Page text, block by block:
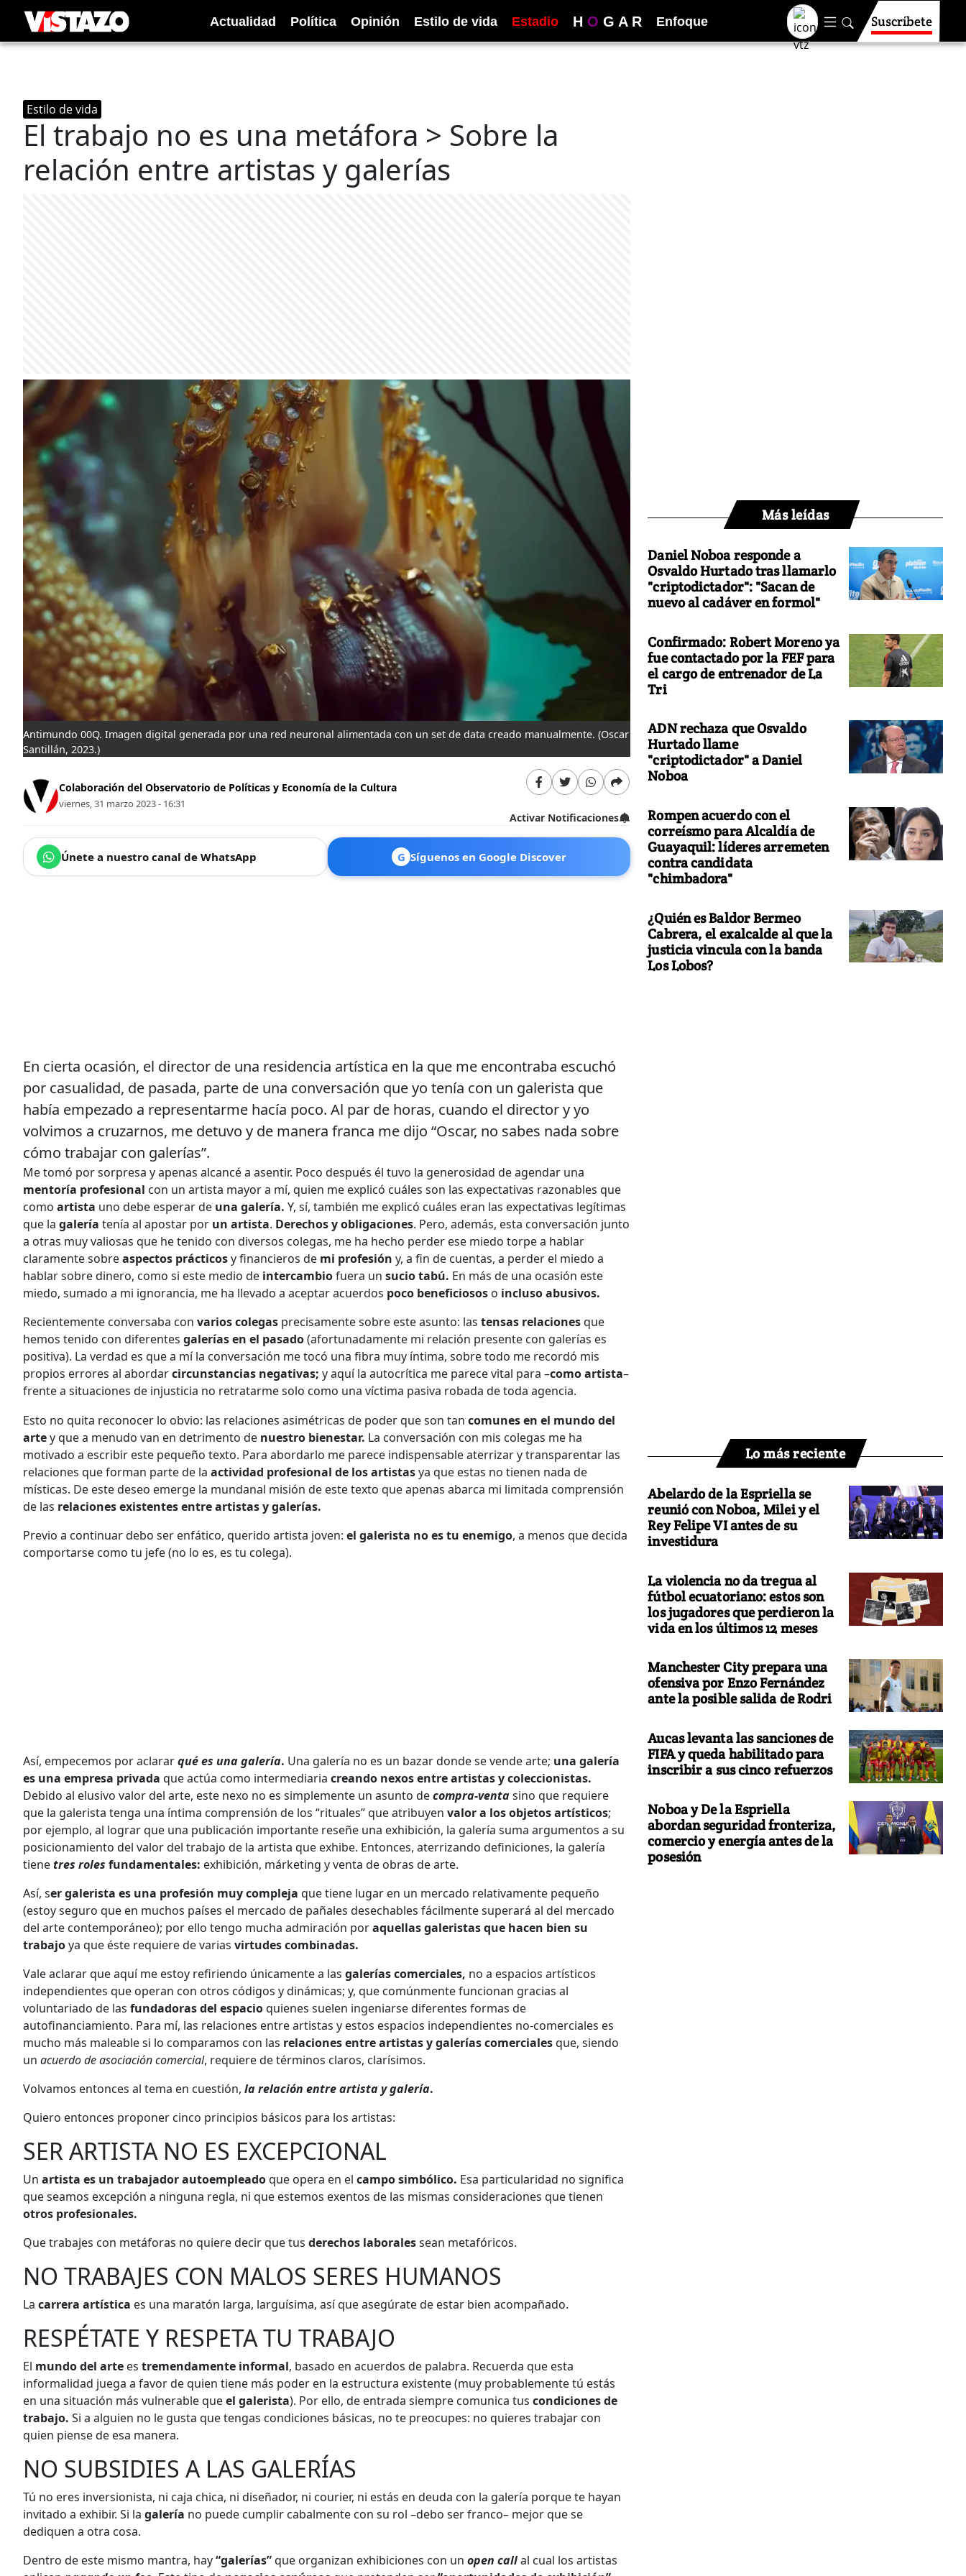
Actualidad Política Opinión Estilo de vida Estadio H O G A R Enfoque Suscríbete
Estilo de vida
El trabajo no es una metáfora > Sobre la
relación entre artistas y galerías
Antimundo 00Q. Imagen digital generada por una red neuronal alimentada con un set de data creado manualmente. (Oscar
Santillán, 2023.)
Colaboración del Observatorio de Políticas y Economía de la Cultura
viernes, 31 marzo 2023 - 16:31
Activar Notificaciones
Únete a nuestro canal de WhatsApp G Síguenos en Google Discover
En cierta ocasión, el director de una residencia artística en la que me encontraba escuchó
por casualidad, de pasada, parte de una conversación que yo tenía con un galerista que
había empezado a representarme hacía poco. Al par de horas, cuando el director y yo
volvimos a cruzarnos, me detuvo y de manera franca me dijo “Oscar, no sabes nada sobre
cómo trabajar con galerías”.
Me tomó por sorpresa y apenas alcancé a asentir. Poco después él tuvo la generosidad de agendar una
mentoría profesional con un artista mayor a mí, quien me explicó cuáles son las expectativas razonables que
como artista uno debe esperar de una galería. Y, sí, también me explicó cuáles eran las expectativas legítimas
que la galería tenía al apostar por un artista. Derechos y obligaciones. Pero, además, esta conversación junto
a otras muy valiosas que he tenido con diversos colegas, me ha hecho perder ese miedo torpe a hablar
claramente sobreaspectos prácticosy financieros de mi profesión y, a fin de cuentas, a perder el miedo a
hablar sobre dinero, como si este medio de intercambiofuera un sucio tabú. En más de una ocasión este
miedo, sumado a mi ignorancia, me ha llevado a aceptar acuerdos poco beneficiosos o incluso abusivos.
Recientemente conversaba con varios colegas precisamente sobre este asunto: las tensas relacionesque
hemos tenido con diferentes galerías en el pasado(afortunadamente mi relación presente con galerías es
positiva). La verdad es que a mí la conversación me tocó una fibra muy íntima, sobre todo me recordó mis
propios errores al abordarcircunstancias negativas; y aquí la autocrítica me parece vital para –como artista–
frente a situaciones de injusticia no retratarme solo como una víctima pasiva robada de toda agencia.
Esto no quita reconocer lo obvio: las relaciones asimétricas de poder que son tan comunes en el mundo del
artey que a menudo van en detrimento de nuestro bienestar. La conversación con mis colegas me ha
motivado a escribir este pequeño texto. Para abordarlo me parece indispensable aterrizar y transparentar las
relaciones que forman parte de la actividad profesional de los artistasya que estas no tienen nada de
místicas. De este deseo emerge la mundanal misión de este texto que apenas abarca mi limitada comprensión
de las relaciones existentes entre artistas y galerías.
Previo a continuar debo ser enfático, querido artista joven: el galerista no es tu enemigo, a menos que decida
comportarse como tu jefe (no lo es, es tu colega).
Así, empecemos por aclararqué es una galería. Una galería no es un bazar donde se vende arte; una galería
es una empresa privada que actúa como intermediaria creando nexos entre artistas y coleccionistas.
Debido al elusivo valor del arte, este nexo no es simplemente un asunto decompra-ventasino que requiere
que la galerista tenga una íntima comprensión de los “rituales” que atribuyen valor a los objetos artísticos;
por ejemplo, al lograr que una publicación importante reseñe una exhibición, la galería suma argumentos a su
posicionamiento del valor del trabajo de la artista que exhibe. Entonces, aterrizando definiciones, la galería
tienetres roles fundamentales: exhibición, márketing y venta de obras de arte.
Así, ser galerista es una profesión muy compleja que tiene lugar en un mercado relativamente pequeño
(estoy seguro que en muchos países el mercado de pañales desechables fácilmente superará al del mercado
del arte contemporáneo); por ello tengo mucha admiración poraquellas galeristas que hacen bien su
trabajoya que éste requiere de varias virtudes combinadas.
Vale aclarar que aquí me estoy refiriendo únicamente a las galerías comerciales, no a espacios artísticos
independientes que operan con otros códigos y dinámicas; y, que comúnmente funcionan gracias al
voluntariado de las fundadoras del espacioquienes suelen ingeniarse diferentes formas de
autofinanciamiento. Para mí, las relaciones entre artistas y estos espacios independientes no-comerciales es
mucho más maleable si lo comparamos con las relaciones entre artistas y galerías comercialesque, siendo
un acuerdo de asociación comercial, requiere de términos claros, clarísimos.
Volvamos entonces al tema en cuestión, la relación entre artista y galería.
Quiero entonces proponer cinco principios básicos para los artistas:
SER ARTISTA NO ES EXCEPCIONAL
Un artista es un trabajador autoempleadoque opera en el campo simbólico. Esa particularidad no significa
que seamos excepción a ninguna regla, ni que estemos exentos de las mismas consideraciones que tienen
otros profesionales.
Que trabajes con metáforas no quiere decir que tus derechos laboralessean metafóricos.
NO TRABAJES CON MALOS SERES HUMANOS
La carrera artística es una maratón larga, larguísima, así que asegúrate de estar bien acompañado.
RESPÉTATE Y RESPETA TU TRABAJO
El mundo del arte es tremendamente informal, basado en acuerdos de palabra. Recuerda que esta
informalidad juega a favor de quien tiene más poder en la estructura existente (muy probablemente tú estás
en una situación más vulnerable queel galerista). Por ello, de entrada siempre comunica tus condiciones de
trabajo. Si a alguien no le gusta que tengas condiciones básicas, no te preocupes: no quieres trabajar con
quien piense de esa manera.
NO SUBSIDIES A LAS GALERÍAS
Tú no eres inversionista, ni caja chica, ni diseñador, ni courier, ni estás en deuda con la galería porque te hayan
invitado a exhibir. Si la galería no puede cumplir cabalmente con su rol –debo ser franco– mejor que se
dediquen a otra cosa.
Dentro de este mismo mantra, hay“galerías”que organizan exhibiciones con un open callal cual los artistas
Más leídas
Daniel Noboa responde a
Osvaldo Hurtado tras llamarlo
"criptodictador": "Sacan de
nuevo al cadáver en formol"
Confirmado: Robert Moreno ya
fue contactado por la FEF para
el cargo de entrenador de La
Tri
ADN rechaza que Osvaldo
Hurtado llame
"criptodictador" a Daniel
Noboa
Rompen acuerdo con el
correísmo para Alcaldía de
Guayaquil: líderes arremeten
contra candidata
"chimbadora"
¿Quién es Baldor Bermeo
Cabrera, el exalcalde al que la
justicia vincula con la banda
Los Lobos?
Lo más reciente
Abelardo de la Espriella se
reunió con Noboa, Milei y el
Rey Felipe VI antes de su
investidura
La violencia no da tregua al
fútbol ecuatoriano: estos son
los jugadores que perdieron la
vida en los últimos 12 meses
Manchester City prepara una
ofensiva por Enzo Fernández
ante la posible salida de Rodri
Aucas levanta las sanciones de
FIFA y queda habilitado para
inscribir a sus cinco refuerzos
Noboa y De la Espriella
abordan seguridad fronteriza,
comercio y energía antes de la
posesión